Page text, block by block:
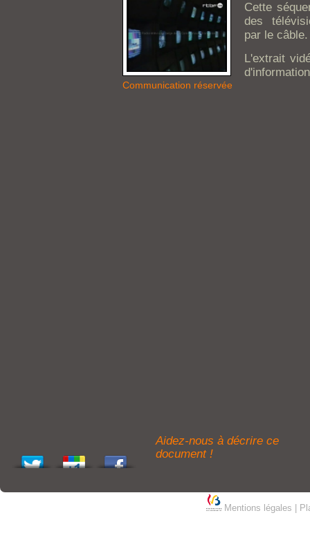
Communication réservée
Cette
des
par le câble.
L'extrait
Aidez-nous à décrire ce
document !
Mentions légales